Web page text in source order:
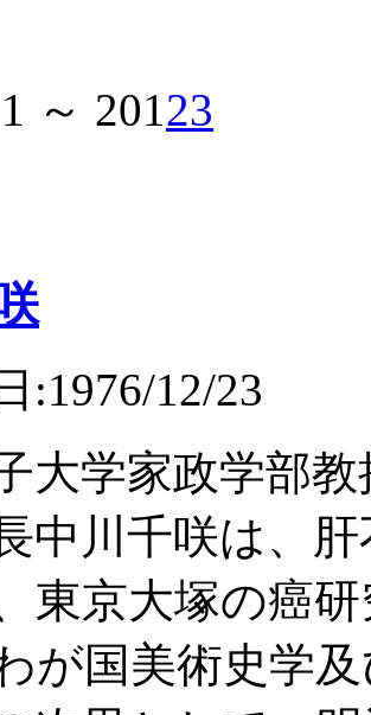
～ 20123
:1976/12/23
大学家政学部
中川千咲は、
東京大塚の癌
が国美術史学